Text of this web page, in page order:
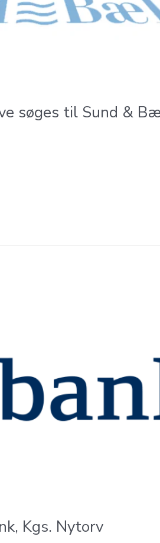
søges til Sund &
Kgs. Nytorv